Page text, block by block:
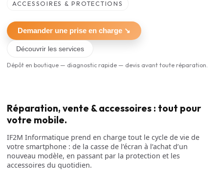
ACCESSOIRES & PROTECTIONS
Demander une prise en charge ↘
Découvrir les services
Dépôt en boutique — diagnostic rapide — devis avant toute réparation.
Réparation, vente & accessoires : tout pour
votre mobile.
IF2M Informatique prend en charge tout le cycle de vie de
votre smartphone : de la casse de l’écran à l’achat d’un
nouveau modèle, en passant par la protection et les
accessoires du quotidien.